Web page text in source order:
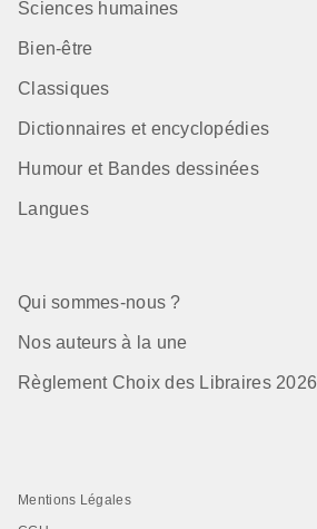
Sciences humaines
Bien-être
Classiques
Dictionnaires et encyclopédies
Humour et Bandes dessinées
Langues
Qui sommes-nous ?
Nos auteurs à la une
Règlement Choix des Libraires 2026
Mentions Légales